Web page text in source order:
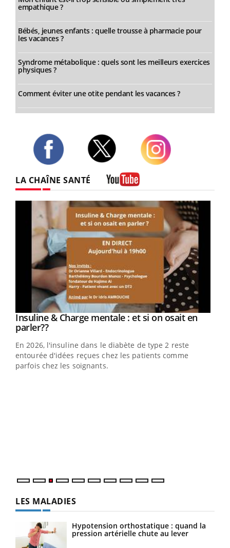
empathique ?
Bébés, jeunes enfants : quelle trousse à pharmacie pour
les vacances ?
Syndrome métabolique : quels sont les meilleurs exercices
physiques ?
Comment éviter une otite pendant les vacances ?
LA CHAÎNE SANTÉ
Youtube
Insuline & Charge mentale : et si on osait en
parler??Youtube
En 2026, l'insuline dans le diabète de type 2 reste
entourée d'idées reçues chez les patients comme
parfois chez les soignants.
LES MALADIES
Hypotension orthostatique : quand la
pression artérielle chute au lever